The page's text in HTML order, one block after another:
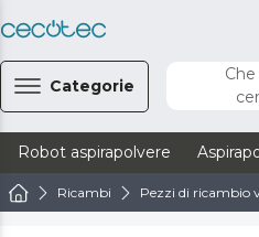
Categorie
Robot aspirapolvere
Ricambi Pezzi di ricambio